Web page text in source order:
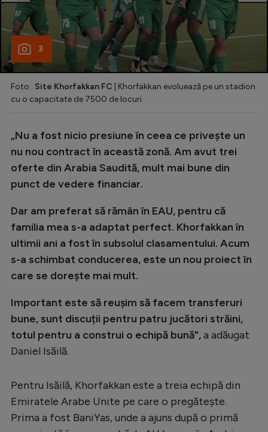
3
Foto : Site Khorfakkan FC | Khorfakkan evoluează pe un stadion
cu o capacitate de 7500 de locuri
„Nu a fost nicio presiune în ceea ce privește un
nu nou contract în această zonă. Am avut trei
oferte din Arabia Saudită, mult mai bune din
punct de vedere financiar.
Dar am preferat să rămân în EAU, pentru că
familia mea s-a adaptat perfect. Khorfakkan în
ultimii ani a fost în subsolul clasamentului. Acum
s-a schimbat conducerea, este un nou proiect în
care se dorește mai mult.
Important este să reușim să facem transferuri
bune, sunt discuții pentru patru jucători străini,
totul pentru a construi o echipă bună",a adăugat
Daniel Isăilă.
Pentru Isăilă, Khorfakkan este a treia echipă din
Emiratele Arabe Unite pe care o pregătește.
Prima a fost BaniYas, unde a ajuns după o primă